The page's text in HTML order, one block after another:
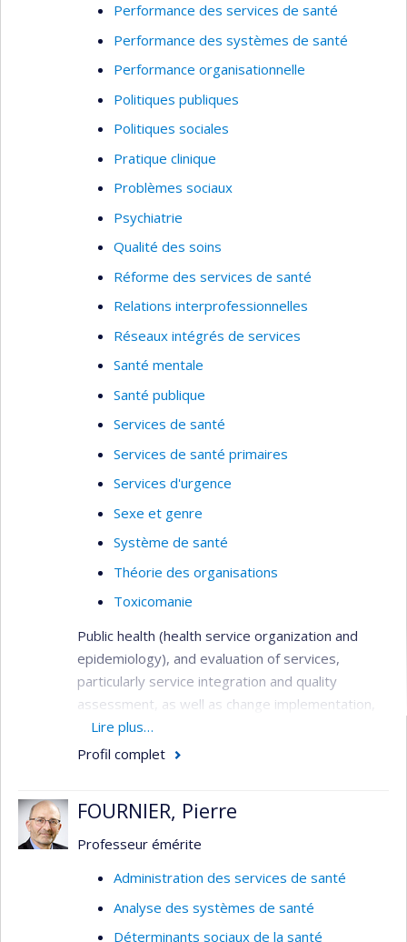
Performance des services de santé
Performance des systèmes de santé
Performance organisationnelle
Politiques publiques
Politiques sociales
Pratique clinique
Problèmes sociaux
Psychiatrie
Qualité des soins
Réforme des services de santé
Relations interprofessionnelles
Réseaux intégrés de services
Santé mentale
Santé publique
Services de santé
Services de santé primaires
Services d'urgence
Sexe et genre
Système de santé
Théorie des organisations
Toxicomanie
Public health (health service organization and
epidemiology), and evaluation of services,
particularly service integration and quality
assessment, as well as change implementation,
needs assessment, primary care services,
service utilization, health systems analysis,
databases, outcome studies), qualitative (case
study designs, program evaluation), and mixed-
partnerships with clinicians and decision-makers.
Main target groups: patients with both serious
and common mental disorders, substance use
Lire plus…
Profil complet
FOURNIER, Pierre
Professeur émérite
Administration des services de santé
Analyse des systèmes de santé
Déterminants sociaux de la santé